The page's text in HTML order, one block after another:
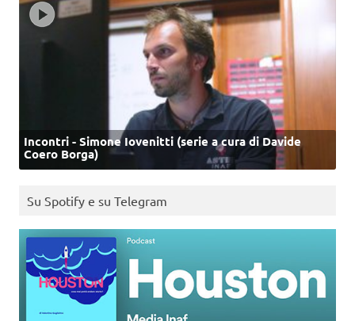
Incontri - Simone Iovenitti (serie a cura di Davide
Coero Borga)
Su Spotify e su Telegram